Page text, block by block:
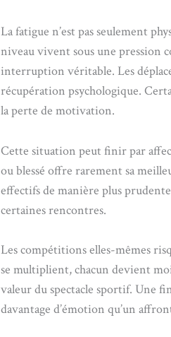
La fatigue n’est pas seulement
niveau vivent sous une pression
interruption véritable. Les
récupération psychologique.
la perte de motivation.
Cette situation peut finir par
ou blessé offre rarement sa
effectifs de manière plus
certaines rencontres.
Les compétitions elles-mêmes
se multiplient, chacun devient
valeur du spectacle sportif. Une
davantage d’émotion qu’un